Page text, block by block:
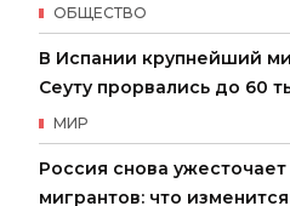
ОБЩЕСТВО
В Испании крупнейший
Сеуту прорвались до 60
МИР
Россия снова
мигрантов: что